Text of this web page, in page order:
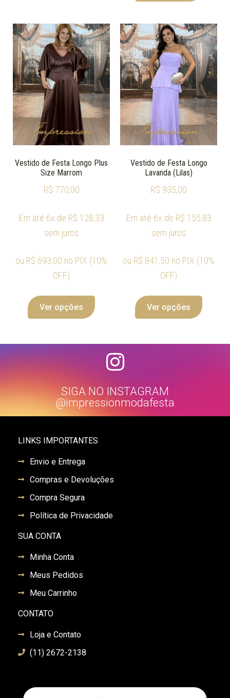
Vestido de Festa Longo Plus
Size Marrom
R$ 770,00
Em até 6x de R$ 128,33
sem juros
ou R$ 693,00 no PIX (10%
OFF)
Ver opções
Vestido de Festa Longo
Lavanda (Lilas)
R$ 935,00
Em até 6x de R$ 155,83
sem juros
ou R$ 841,50 no PIX (10%
OFF)
Ver opções
SIGA NO INSTAGRAM
@impressionmodafesta
LINKS IMPORTANTES
Envio e Entrega
Compras e Devoluções
Compra Segura
Política de Privacidade
SUA CONTA
Minha Conta
Meus Pedidos
Meu Carrinho
CONTATO
Loja e Contato
(11) 2672-2138